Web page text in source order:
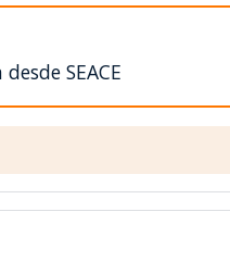
SEACE